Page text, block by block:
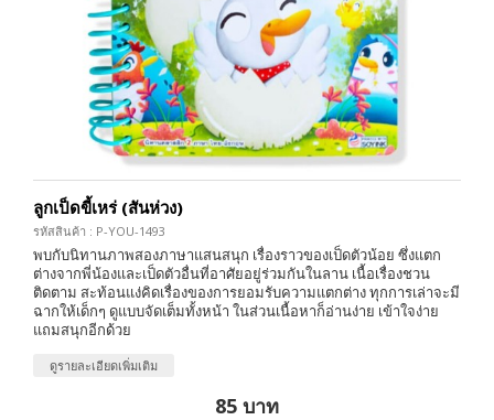
ลูกเป็ดขี้เหร่ (สันห่วง)
รหัสสินค้า : P-YOU-1493
พบกับนิทานภาพสองภาษาแสนสนุก เรื่องราวของเป็ดตัวน้อย ซึ่งแตก
ต่างจากพี่น้องและเป็ดตัวอื่นที่อาศัยอยู่ร่วมกันในลาน เนื้อเรื่องชวน
ติดตาม สะท้อนแง่คิดเรื่องของการยอมรับความแตกต่าง ทุกการเล่าจะมี
ฉากให้เด็กๆ ดูแบบจัดเต็มทั้งหน้า ในส่วนเนื้อหาก็อ่านง่าย เข้าใจง่าย
แถมสนุกอีกด้วย
ดูรายละเอียดเพิ่มเติม
85 บาท